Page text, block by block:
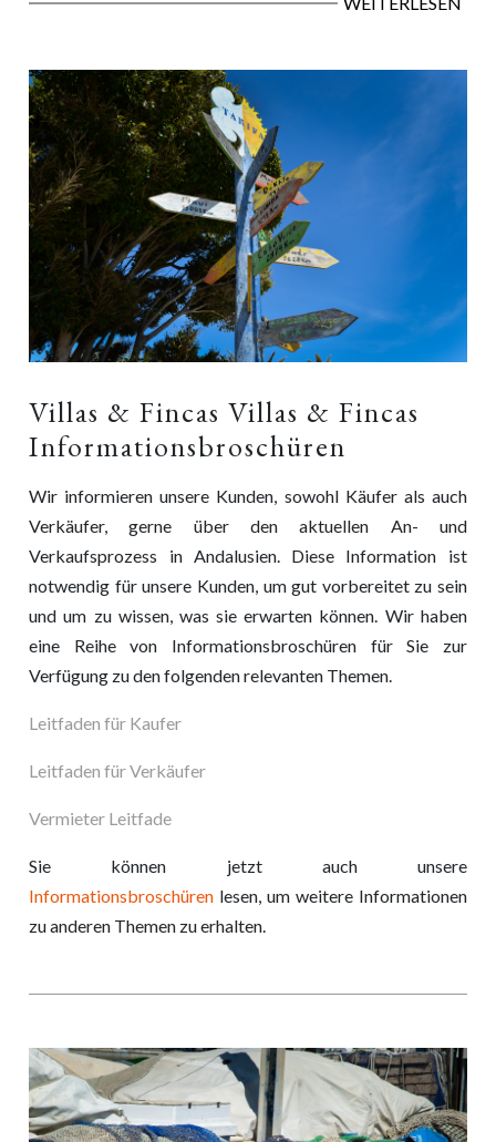
Villas & Fincas Villas & Fincas
Informationsbroschüren
Wir informieren unsere Kunden, sowohl Käufer als auch
Verkäufer, gerne über den aktuellen An- und
Verkaufsprozess in Andalusien. Diese Information ist
notwendig für unsere Kunden, um gut vorbereitet zu sein
und um zu wissen, was sie erwarten können. Wir haben
eine Reihe von Informationsbroschüren für Sie zur
Verfügung zu den folgenden relevanten Themen.
Leitfaden für Kaufer
Leitfaden für Verkäufer
Vermieter Leitfade
Sie können jetzt auch unsere
Informationsbroschüren lesen, um weitere Informationen
zu anderen Themen zu erhalten.